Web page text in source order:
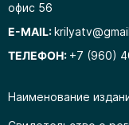
Наименование
офис 56
E-MAIL:
ТЕЛЕФОН: +7 (960)